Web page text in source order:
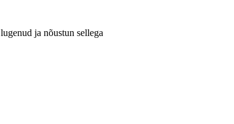
lugenud ja nõustun sellega